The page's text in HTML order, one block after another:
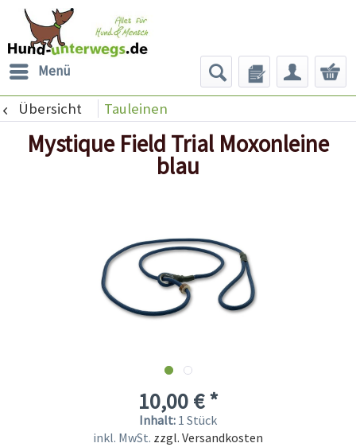
Menü
Übersicht Tauleinen
Mystique Field Trial Moxonleine
blau
10,00 € *
Inhalt: 1 Stück
inkl. MwSt. zzgl. Versandkosten